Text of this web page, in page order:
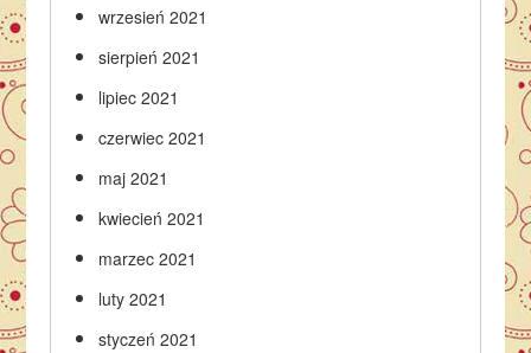
wrzesień 2021
sierpień 2021
lipiec 2021
czerwiec 2021
maj 2021
kwiecień 2021
marzec 2021
luty 2021
styczeń 2021